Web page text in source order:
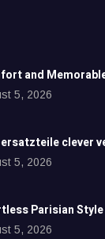
and
5, 2026
clever
5, 2026
Parisian
5, 2026